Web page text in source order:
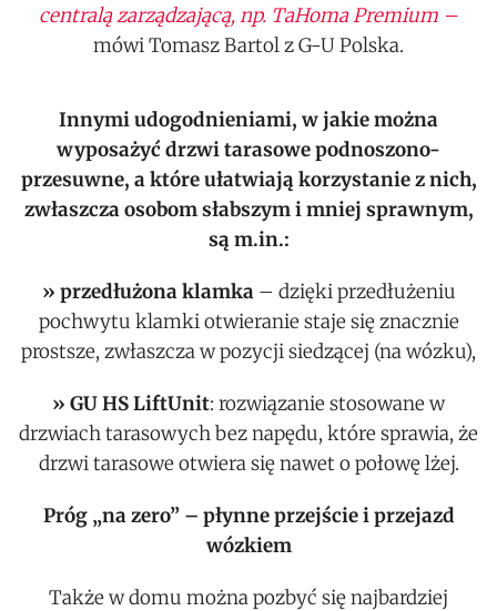
centralą zarządzającą, np. TaHoma Premium –
mówi Tomasz Bartol z G-U Polska.
Innymi udogodnieniami, w jakie można
wyposażyć drzwi tarasowe podnoszono-
przesuwne, a które ułatwiają korzystanie z nich,
zwłaszcza osobom słabszym i mniej sprawnym,
są m.in.:
» przedłużona klamka– dzięki przedłużeniu
pochwytu klamki otwieranie staje się znacznie
prostsze, zwłaszcza w pozycji siedzącej (na wózku),
» GU HS LiftUnit: rozwiązanie stosowane w
drzwiach tarasowych bez napędu, które sprawia, że
drzwi tarasowe otwiera się nawet o połowę lżej.
Próg „na zero” – płynne przejście i przejazd
wózkiem
Także w domu można pozbyć się najbardziej